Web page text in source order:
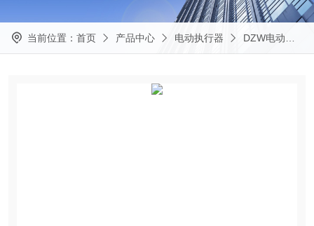
当前位置： 首页 产品中心 电动执行器 DZW电动执行器